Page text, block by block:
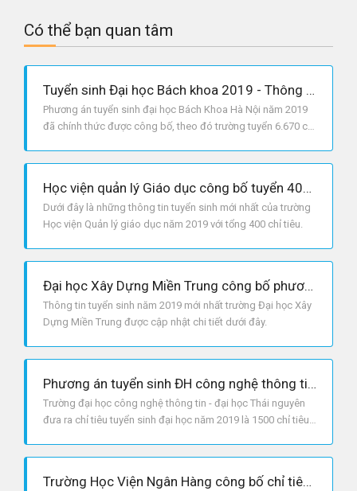
Có thể bạn quan tâm
Tuyển sinh Đại học Bách khoa 2019 - Thông tin cần biết
Phương án tuyển sinh đại học Bách Khoa Hà Nội năm 2019
đã chính thức được công bố, theo đó trường tuyển 6.670 chỉ
Học viện quản lý Giáo dục công bố tuyển 400 chỉ tiêu cho năm 2019
Dưới đây là những thông tin tuyển sinh mới nhất của trường
Học viện Quản lý giáo dục năm 2019 với tổng 400 chỉ tiêu.
Đại học Xây Dựng Miền Trung công bố phương án tuyển sinh năm 2019
Thông tin tuyển sinh năm 2019 mới nhất trường Đại học Xây
Dựng Miền Trung được cập nhật chi tiết dưới đây.
Phương án tuyển sinh ĐH công nghệ thông tin và truyền thông - ĐH Thái Nguyên 2019
Trường đại học công nghệ thông tin - đại học Thái nguyên
đưa ra chỉ tiêu tuyển sinh đại học năm 2019 là 1500 chỉ tiêu,
Trường Học Viện Ngân Hàng công bố chỉ tiêu tuyển sinh năm 2019